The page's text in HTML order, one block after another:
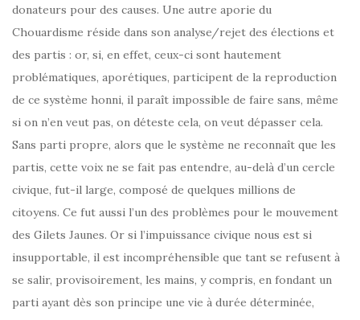
donateurs pour des causes. Une autre aporie du
Chouardisme réside dans son analyse/rejet des élections et
des partis : or, si, en effet, ceux-ci sont hautement
problématiques, aporétiques, participent de la reproduction
de ce système honni, il paraît impossible de faire sans, même
si on n’en veut pas, on déteste cela, on veut dépasser cela.
Sans parti propre, alors que le système ne reconnaît que les
partis, cette voix ne se fait pas entendre, au-delà d’un cercle
civique, fut-il large, composé de quelques millions de
citoyens. Ce fut aussi l’un des problèmes pour le mouvement
des Gilets Jaunes. Or si l’impuissance civique nous est si
insupportable, il est incompréhensible que tant se refusent à
se salir, provisoirement, les mains, y compris, en fondant un
parti ayant dès son principe une vie à durée déterminée,